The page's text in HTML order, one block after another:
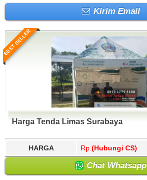
Kirim Email
BEST SELLER
Harga Tenda Limas Surabaya
HARGA Rp. (Hubungi CS)
Chat Whatsapp